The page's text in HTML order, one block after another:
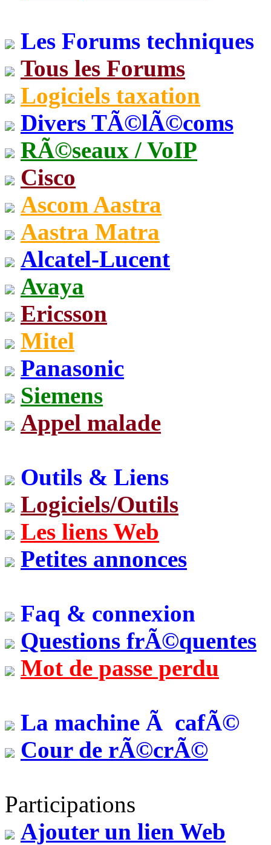
Les Forums techniques
Tous les Forums
Logiciels taxation
Divers TÃ©lÃ©coms
RÃ©seaux / VoIP
Cisco
Ascom Aastra
Aastra Matra
Alcatel-Lucent
Avaya
Ericsson
Mitel
Panasonic
Siemens
Appel malade
Outils & Liens
Logiciels/Outils
Les liens Web
Petites annonces
Faq & connexion
Questions frÃ©quentes
Mot de passe perdu
La machine Ã cafÃ©
Cour de rÃ©crÃ©
Participations
Ajouter un lien Web